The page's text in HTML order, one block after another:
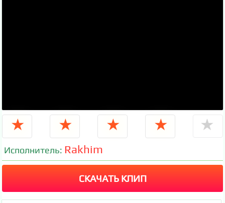
★ ★ ★ ★ ★
Исполнитель: Rakhim
СКАЧАТЬ КЛИП